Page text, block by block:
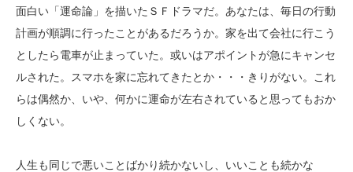
面白い「運命論」を描いたＳＦドラマだ。あなたは、毎日の行動
計画が順調に行ったことがあるだろうか。家を出て会社に行こう
としたら電車が止まっていた。或いはアポイントが急にキャンセ
ルされた。スマホを家に忘れてきたとか・・・きりがない。これ
らは偶然か、いや、何かに運命が左右されていると思ってもおか
しくない。
人生も同じで悪いことばかり続かないし、いいことも続かな